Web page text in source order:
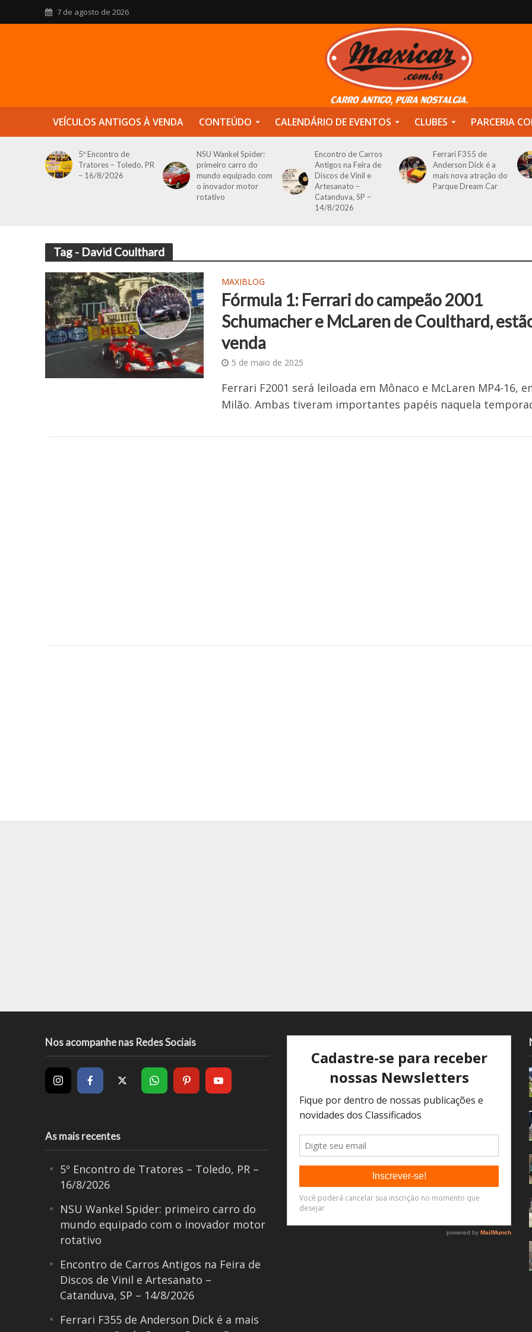
7 de agosto de 2026
VEÍCULOS ANTIGOS À VENDA CONTEÚDO CALENDÁRIO DE EVENTOS CLUBES PARCERIA
5º Encontro de
Tratores – Toledo, PR
– 16/8/2026
NSU Wankel Spider:
primeiro carro do
mundo equipado com
o inovador motor
rotativo
Encontro de Carros
Antigos na Feira de
Discos de Vinil e
Artesanato –
Catanduva, SP –
14/8/2026
Ferrari F355 de
Anderson Dick é a
mais nova atração do
Parque Dream Car
Tag - David Coulthard
MAXIBLOG
Fórmula 1: Ferrari do campeão 2001
Schumacher e McLaren de Coulthard,
venda
5 de maio de 2025
Ferrari F2001 será leiloada em Mônaco e McLaren MP4-16,
Milão. Ambas tiveram importantes papéis naquela
Nos acompanhe nas Redes Sociais
As mais recentes
5º Encontro de Tratores – Toledo, PR –
16/8/2026
NSU Wankel Spider: primeiro carro do
mundo equipado com o inovador motor
rotativo
Encontro de Carros Antigos na Feira de
Discos de Vinil e Artesanato –
Catanduva, SP – 14/8/2026
Ferrari F355 de Anderson Dick é a mais